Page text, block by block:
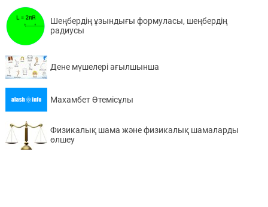
Шеңбердің ұзындығы формуласы, шеңбердің
радиусы
Дене мүшелері ағылшынша
Махамбет Өтемісұлы
Физикалық шама және физикалық шамаларды
өлшеу